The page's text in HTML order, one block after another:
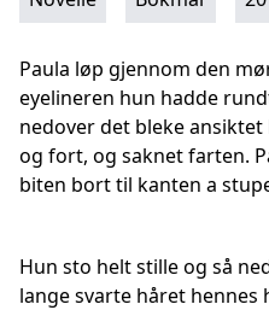
Paula løp gjennom den
eyelineren hun hadde
nedover det bleke
og fort, og saknet farten.
biten bort til kanten a
Hun sto helt stille og så
lange svarte håret